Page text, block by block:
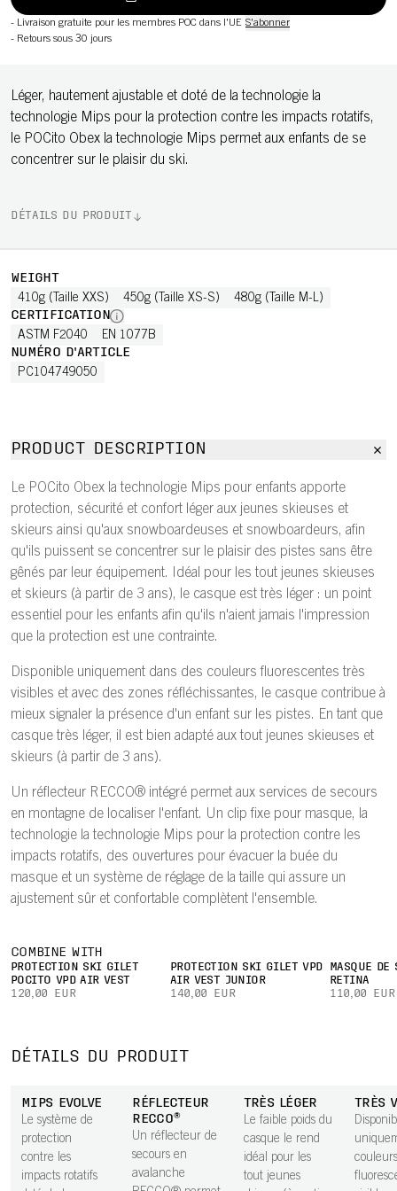
- Livraison gratuite pour les membres POC dans l'UE S'abonner
- Retours sous 30 jours
Léger, hautement ajustable et doté de la technologie la
technologie Mips pour la protection contre les impacts rotatifs,
le POCito Obex la technologie Mips permet aux enfants de se
concentrer sur le plaisir du ski.
DÉTAILS DU PRODUIT
WEIGHT
410g (Taille XXS) 450g (Taille XS-S) 480g (Taille M-L)
CERTIFICATION
ASTM F2040 EN 1077B
NUMÉRO D'ARTICLE
PC104749050
PRODUCT DESCRIPTION
Le POCito Obex la technologie Mips pour enfants apporte
protection, sécurité et confort léger aux jeunes skieuses et
skieurs ainsi qu'aux snowboardeuses et snowboardeurs, afin
qu'ils puissent se concentrer sur le plaisir des pistes sans être
gênés par leur équipement. Idéal pour les tout jeunes skieuses
et skieurs (à partir de 3 ans), le casque est très léger : un point
essentiel pour les enfants afin qu'ils n'aient jamais l'impression
que la protection est une contrainte.
Disponible uniquement dans des couleurs fluorescentes très
visibles et avec des zones réfléchissantes, le casque contribue à
mieux signaler la présence d'un enfant sur les pistes. En tant que
casque très léger, il est bien adapté aux tout jeunes skieuses et
skieurs (à partir de 3 ans).
Un réflecteur RECCO® intégré permet aux services de secours
en montagne de localiser l'enfant. Un clip fixe pour masque, la
technologie la technologie Mips pour la protection contre les
impacts rotatifs, des ouvertures pour évacuer la buée du
masque et un système de réglage de la taille qui assure un
ajustement sûr et confortable complètent l'ensemble.
COMBINE WITH
PROTECTION SKI GILET
POCITO VPD AIR VEST
120,00 EUR
PROTECTION SKI GILET VPD
AIR VEST JUNIOR
140,00 EUR
MASQUE
RETINA
110,00 EUR
DÉTAILS DU PRODUIT
MIPS EVOLVE
Le système de
protection
contre les
impacts rotatifs
RÉFLECTEUR
RECCO®
Un réflecteur de
secours en
avalanche
TRÈS LÉGER
Le faible poids du
casque le rend
idéal pour les
tout jeunes
TRÈS
couleurs